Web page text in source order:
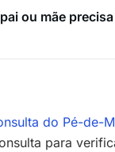
ou mãe
do Pé-de-
para